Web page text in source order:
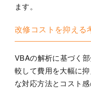
ます。
改修コストを抑える
VBAの解析に基づく
較して費用を大幅に
な対応方法とコスト